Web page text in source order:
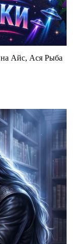
Айс, Ася Рыба